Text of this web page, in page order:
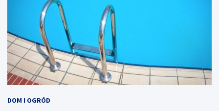
DOM I OGRÓD